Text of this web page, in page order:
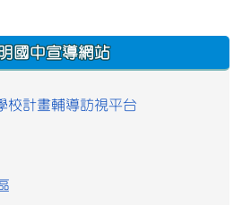
國中宣導網站
校計畫輔導訪視平台